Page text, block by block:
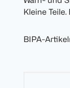
Kleine
BIPA-